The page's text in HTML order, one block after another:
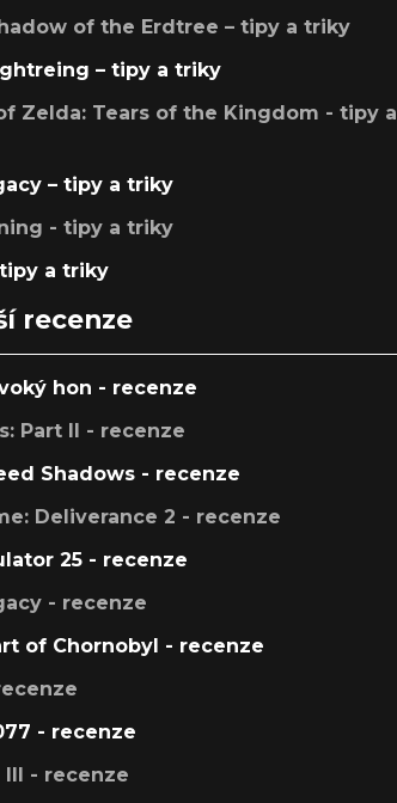
of the Erdtree – tipy a triky
– tipy a triky
Zelda: Tears of the Kingdom - tipy a
– tipy a triky
- tipy a triky
a triky
recenze
hon - recenze
Part II - recenze
Shadows - recenze
Deliverance 2 - recenze
25 - recenze
- recenze
of Chornobyl - recenze
- recenze
III - recenze